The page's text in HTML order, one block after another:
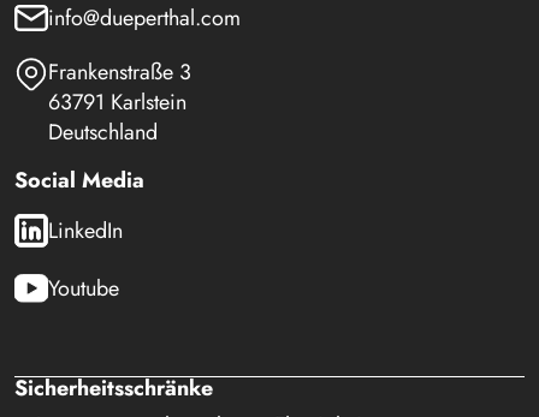
info@dueperthal.com
Frankenstraße 3
63791 Karlstein
Deutschland
Social Media
LinkedIn
Youtube
Sicherheitsschränke